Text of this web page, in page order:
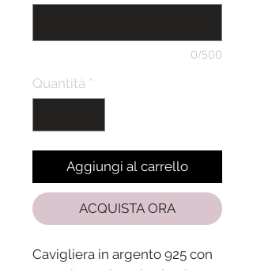
0/500
Quantità *
Aggiungi al carrello
ACQUISTA ORA
Cavigliera in argento 925 con